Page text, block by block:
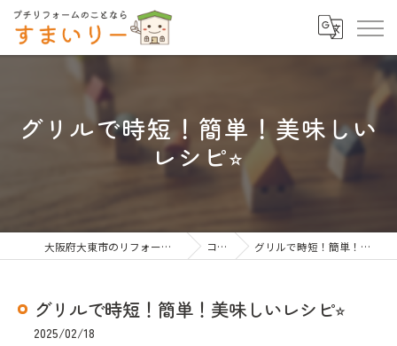
グリルで時短！簡単！美味しい
レシピ⭐︎
大阪府大東市のリフォームならすまいりー コラム グリルで時短！簡単！美味しいレシピ⭐︎
グリルで時短！簡単！美味しいレシピ⭐︎
2025/02/18